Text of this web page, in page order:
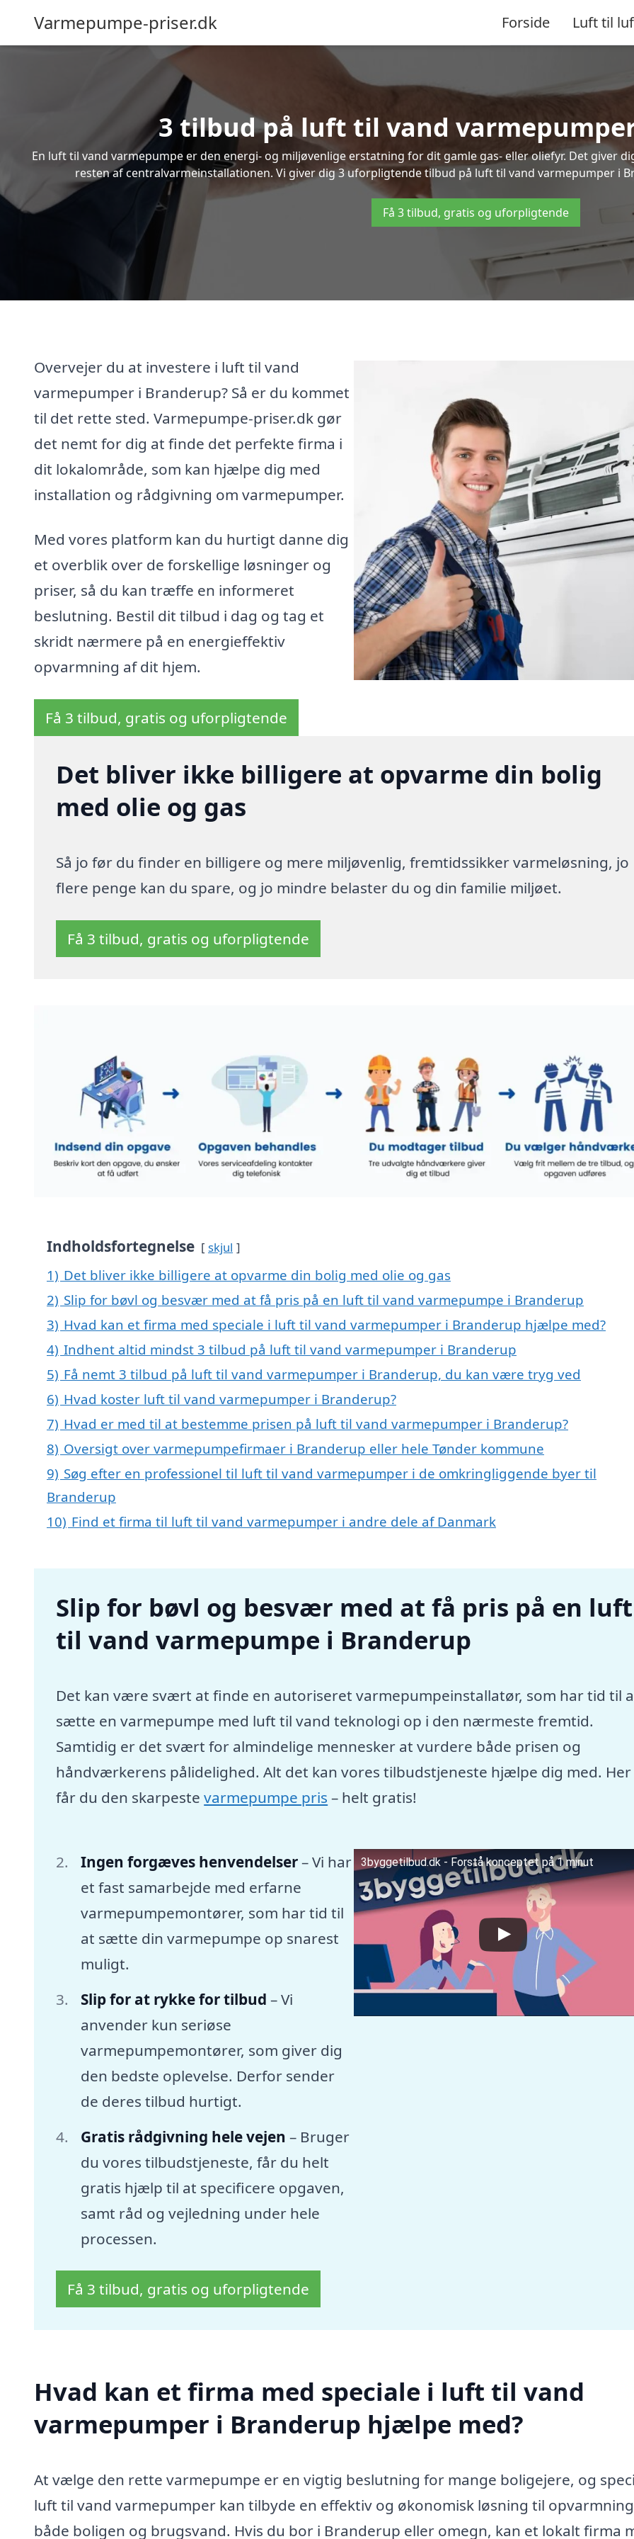
Varmepumpe-priser.dk Forside Luft til
3 tilbud på luft til vand
En luft til vand varmepumpe er den energi- og miljøvenlige erstatning for dit gamle gas- eller oliefyr. Det giver
resten af centralvarmeinstallationen. Vi giver dig 3 uforpligtende tilbud på luft til vand varmepumper i
Få 3 tilbud, gratis og uforpligtende
Overvejer du at investere i luft til vand
varmepumper i Branderup? Så er du kommet
til det rette sted. Varmepumpe-priser.dk gør
det nemt for dig at finde det perfekte firma i
dit lokalområde, som kan hjælpe dig med
installation og rådgivning om varmepumper.
Med vores platform kan du hurtigt danne dig
et overblik over de forskellige løsninger og
priser, så du kan træffe en informeret
beslutning. Bestil dit tilbud i dag og tag et
skridt nærmere på en energieffektiv
opvarmning af dit hjem.
Få 3 tilbud, gratis og uforpligtende
Det bliver ikke billigere at opvarme din bolig
med olie og gas
Så jo før du finder en billigere og mere miljøvenlig, fremtidssikker varmeløsning, jo
flere penge kan du spare, og jo mindre belaster du og din familie miljøet.
Få 3 tilbud, gratis og uforpligtende
Indholdsfortegnelse skjul
1) Det bliver ikke billigere at opvarme din bolig med olie og gas
2) Slip for bøvl og besvær med at få pris på en luft til vand varmepumpe i Branderup
3) Hvad kan et firma med speciale i luft til vand varmepumper i Branderup hjælpe med?
4) Indhent altid mindst 3 tilbud på luft til vand varmepumper i Branderup
5) Få nemt 3 tilbud på luft til vand varmepumper i Branderup, du kan være tryg ved
6) Hvad koster luft til vand varmepumper i Branderup?
7) Hvad er med til at bestemme prisen på luft til vand varmepumper i Branderup?
8) Oversigt over varmepumpefirmaer i Branderup eller hele Tønder kommune
9) Søg efter en professionel til luft til vand varmepumper i de omkringliggende byer til
Branderup
10) Find et firma til luft til vand varmepumper i andre dele af Danmark
Slip for bøvl og besvær med at få pris på en luft
til vand varmepumpe i Branderup
Det kan være svært at finde en autoriseret varmepumpeinstallatør, som har tid til
sætte en varmepumpe med luft til vand teknologi op i den nærmeste fremtid.
Samtidig er det svært for almindelige mennesker at vurdere både prisen og
håndværkerens pålidelighed. Alt det kan vores tilbudstjeneste hjælpe dig med. Her
får du den skarpestevarmepumpe pris – helt gratis!
Ingen forgæves henvendelser– Vi har
et fast samarbejde med erfarne
varmepumpemontører, som har tid til
at sætte din varmepumpe op snarest
muligt.
Slip for at rykke for tilbud – Vi
anvender kun seriøse
varmepumpemontører, som giver dig
den bedste oplevelse. Derfor sender
de deres tilbud hurtigt.
Gratis rådgivning hele vejen – Bruger
du vores tilbudstjeneste, får du helt
gratis hjælp til at specificere opgaven,
samt råd og vejledning under hele
processen.
3byggetilbud.dk - Forstå konceptet på 1 minut
Få 3 tilbud, gratis og uforpligtende
Hvad kan et firma med speciale i luft til vand
varmepumper i Branderup hjælpe med?
At vælge den rette varmepumpe er en vigtig beslutning for mange boligejere, og
luft til vand varmepumper kan tilbyde en effektiv og økonomisk løsning til
både boligen og brugsvand. Hvis du bor i Branderup eller omegn, kan et lokalt firma